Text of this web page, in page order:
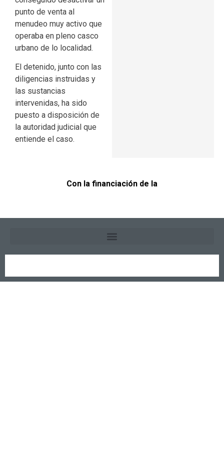
punto de venta al
menudeo muy activo que
operaba en pleno casco
urbano de lo localidad.
El detenido, junto con las
diligencias instruidas y
las sustancias
intervenidas, ha sido
puesto a disposición de
la autoridad judicial que
entiende el caso.
Con la financiación de la